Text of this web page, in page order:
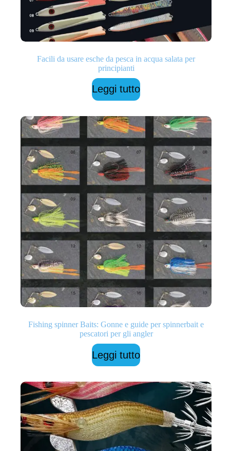
Facili da usare esche da pesca in acqua salata per
principianti
Leggi tutto
Fishing spinner Baits: Gonne e guide per spinnerbait e
pescatori per gli angler
Leggi tutto